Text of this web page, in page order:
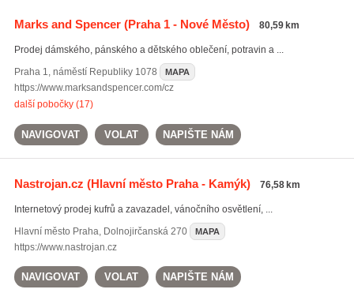
Marks and Spencer(Praha 1 - Nové Město) 80,59 km
Prodej dámského, pánského a dětského oblečení, potravin a ...
Praha 1, náměstí Republiky 1078 MAPA
https://www.marksandspencer.com/cz
další pobočky (17)
NAVIGOVAT VOLAT NAPIŠTE NÁM
Nastrojan.cz (Hlavní město Praha - Kamýk) 76,58 km
Internetový prodej kufrů a zavazadel, vánočního osvětlení, ...
Hlavní město Praha, Dolnojirčanská 270 MAPA
https://www.nastrojan.cz
NAVIGOVAT VOLAT NAPIŠTE NÁM